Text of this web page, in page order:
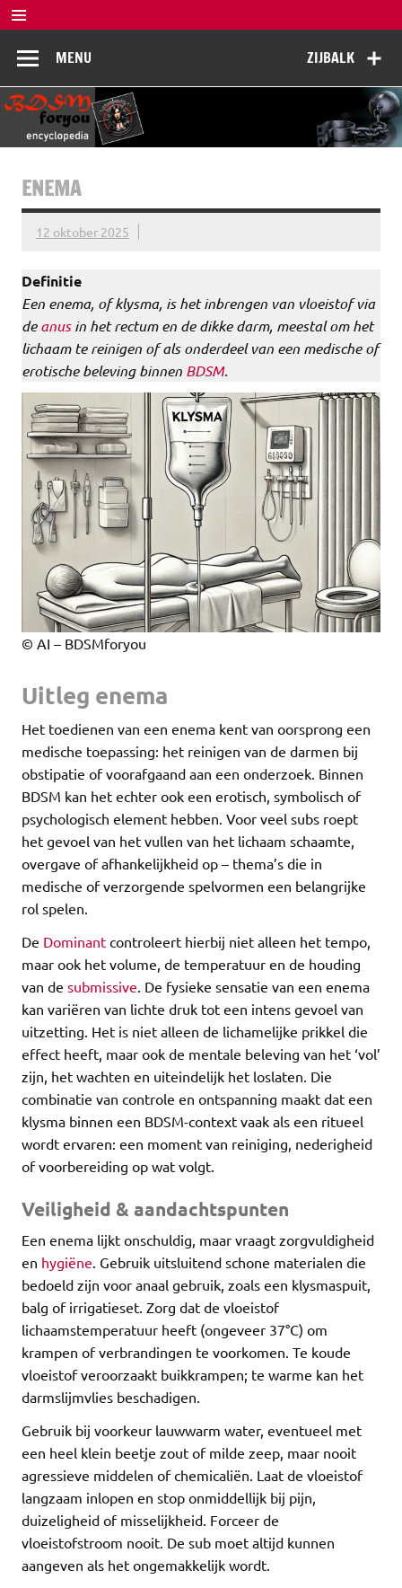
Doorgaan
naar
inhoud
BDSM
Encyclopedia
ZIJBALK
MENU
ENEMA
12 oktober 2025
Definitie
Een enema, of klysma, is het inbrengen van vloeistof via
deanusin het rectum en de dikke darm, meestal om het
lichaam te reinigen of als onderdeel van een medische of
erotische beleving binnen BDSM.
© AI – BDSMforyou
Uitleg enema
Het toedienen van een enema kent van oorsprong een
medische toepassing: het reinigen van de darmen bij
obstipatie of voorafgaand aan een onderzoek. Binnen
BDSM kan het echter ook een erotisch, symbolisch of
psychologisch element hebben. Voor veel subs roept
het gevoel van het vullen van het lichaam schaamte,
overgave of afhankelijkheid op – thema’s die in
medische of verzorgende spelvormen een belangrijke
rol spelen.
De Dominant controleert hierbij niet alleen het tempo,
maar ook het volume, de temperatuur en de houding
van de submissive . De fysieke sensatie van een enema
kan variëren van lichte druk tot een intens gevoel van
uitzetting. Het is niet alleen de lichamelijke prikkel die
effect heeft, maar ook de mentale beleving van het ‘vol’
zijn, het wachten en uiteindelijk het loslaten. Die
combinatie van controle en ontspanning maakt dat een
klysma binnen een BDSM-context vaak als een ritueel
wordt ervaren: een moment van reiniging, nederigheid
of voorbereiding op wat volgt.
Veiligheid & aandachtspunten
Een enema lijkt onschuldig, maar vraagt zorgvuldigheid
en hygiëne . Gebruik uitsluitend schone materialen die
bedoeld zijn voor anaal gebruik, zoals een klysmaspuit,
balg of irrigatieset. Zorg dat de vloeistof
lichaamstemperatuur heeft (ongeveer 37°C) om
krampen of verbrandingen te voorkomen. Te koude
vloeistof veroorzaakt buikkrampen; te warme kan het
darmslijmvlies beschadigen.
Gebruik bij voorkeur lauwwarm water, eventueel met
een heel klein beetje zout of milde zeep, maar nooit
agressieve middelen of chemicaliën. Laat de vloeistof
langzaam inlopen en stop onmiddellijk bij pijn,
duizeligheid of misselijkheid. Forceer de
vloeistofstroom nooit. De sub moet altijd kunnen
aangeven als het ongemakkelijk wordt.